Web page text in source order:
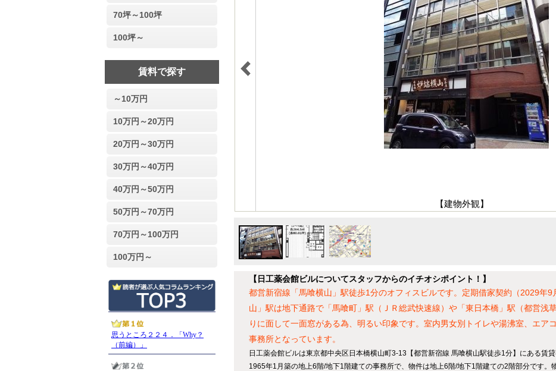
【建物外観】
【日工薬会館ビルについてスタッフからのイチオシポイント！】
都営新宿線「馬喰横山」駅徒歩1分のオフィスビルです。定期借家契約（2029年
山」駅は地下通路で「馬喰町」駅（ＪＲ総武快速線）や「東日本橋」駅（都営浅
りに面して一面窓がある為、明るい印象です。室内男女別トイレや湯沸室、エア
事務所となっています。
日工薬会館ビルは東京都中央区日本橋横山町3-13【都営新宿線 馬喰横山駅徒歩1分】にある賃貸
1965年1月築の地上6階/地下1階建ての事務所で、物件は地上6階/地下1階建ての2階部分です。
70坪～100坪
100坪～
賃料で探す
～10万円
10万円～20万円
20万円～30万円
30万円～40万円
40万円～50万円
50万円～70万円
70万円～100万円
100万円～